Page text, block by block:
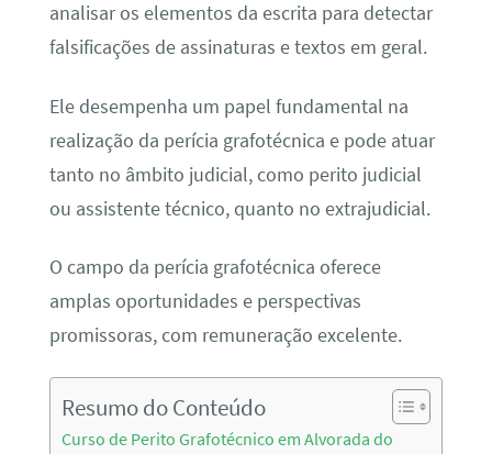
analisar os elementos da escrita para detectar
falsificações de assinaturas e textos em geral.
Ele desempenha um papel fundamental na
realização da perícia grafotécnica e pode atuar
tanto no âmbito judicial, como perito judicial
ou assistente técnico, quanto no extrajudicial.
O campo da perícia grafotécnica oferece
amplas oportunidades e perspectivas
promissoras, com remuneração excelente.
Resumo do Conteúdo
Curso de Perito Grafotécnico em Alvorada do